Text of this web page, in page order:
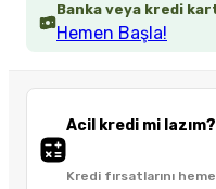
Banka veya kredi
Hemen Başla!
Acil kredi mi lazım?
Kredi fırsatlarını